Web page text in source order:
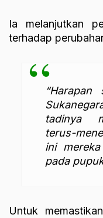
Ia melanjutkan
terhadap
tadinya
terus-
ini
pada
Untuk